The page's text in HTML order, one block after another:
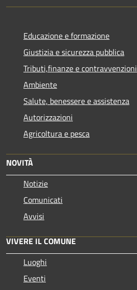
Educazione e formazione
Giustizia e sicurezza pubblica
Tributi,finanze e contravvenzioni
Ambiente
Salute, benessere e assistenza
Autorizzazioni
Agricoltura e pesca
NOVITÀ
Notizie
Comunicati
Avvisi
VIVERE IL COMUNE
Luoghi
Eventi